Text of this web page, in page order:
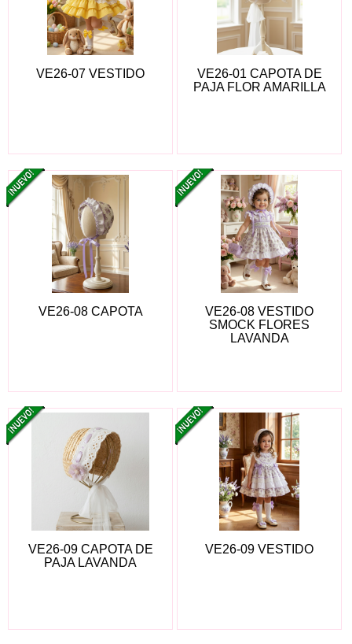
VE26-07 VESTIDO
VE26-01 CAPOTA DE
PAJA FLOR AMARILLA
VE26-08 CAPOTA
VE26-08 VESTIDO
SMOCK FLORES
LAVANDA
VE26-09 CAPOTA DE
PAJA LAVANDA
VE26-09 VESTIDO